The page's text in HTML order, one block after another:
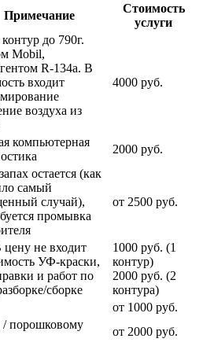
Примечание
Стоимость
услуги
до 790г.
Mobil,
R-134a. В
входит
воздуха из
4000 руб.
компьютерная
2000 руб.
остается (как
самый
случай),
промывка
от 2500 руб.
цену не входит
УФ-краски,
и работ по
сборке
1000 руб. (1
контур)
2000 руб. (2
контура)
от 1000 руб.
/ порошковому
от 2000 руб.